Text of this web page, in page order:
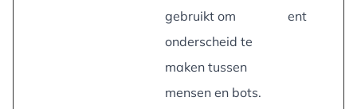
gebruikt om
onderscheid te
maken tussen
mensen en bots.
ent